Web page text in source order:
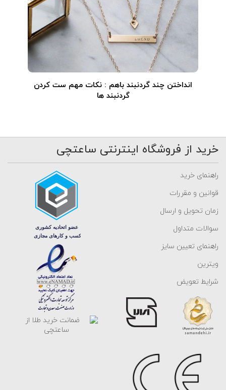
انداختن چند گردنبند باهم : نکات مهم ست کردن
گردنبند ها
خرید از فروشگاه اینترنتی ساعتچی
راهنمای خرید
قوانین و مقررات
زمان تحویل و ارسال
سوالات متداول
راهنمای تعیین سایز
ویترین
شرایط تعویض